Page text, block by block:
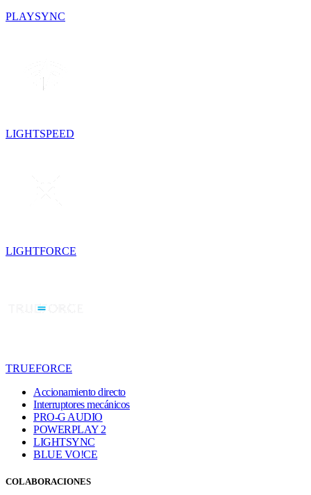
PLAYSYNC
LIGHTSPEED
LIGHTFORCE
TRUEFORCE
Accionamiento directo
Interruptores mecánicos
PRO-G AUDIO
POWERPLAY 2
LIGHTSYNC
BLUE VO!CE
COLABORACIONES